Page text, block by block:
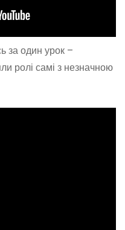
за один урок –
ролі самі з незначною